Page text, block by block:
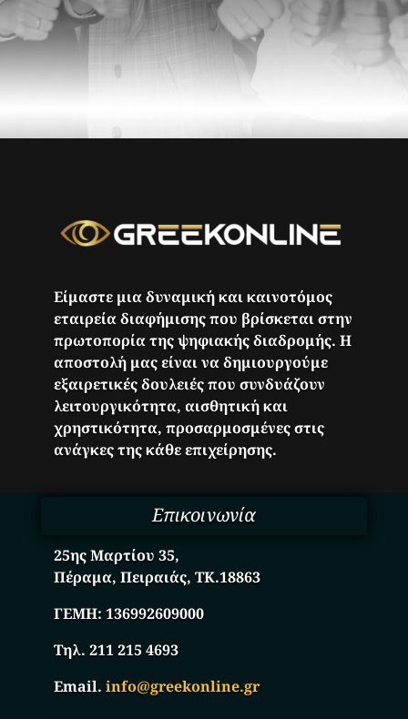
Είμαστε μια δυναμική και καινοτόμος
εταιρεία διαφήμισης που βρίσκεται στην
πρωτοπορία της ψηφιακής διαδρομής. Η
αποστολή μας είναι να δημιουργούμε
εξαιρετικές δουλειές που συνδυάζουν
λειτουργικότητα, αισθητική και
χρηστικότητα, προσαρμοσμένες στις
ανάγκες της κάθε επιχείρησης.
Επικοινωνία
25ης Μαρτίου 35,
Πέραμα, Πειραιάς, ΤΚ.18863
ΓΕΜΗ:136992609000
Τηλ. 211 215 4693
Email.info@greekonline.gr